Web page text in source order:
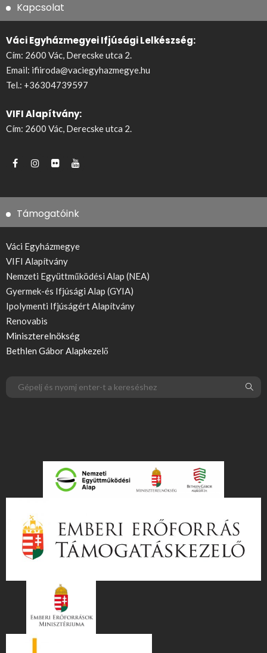
Kapcsolat
Váci Egyházmegyei Ifjúsági Lelkészség:
Cím: 2600 Vác, Derecske utca 2.
Email: ifiiroda@vaciegyhazmegye.hu
Tel.: +36304739597
VIFI Alapítvány:
Cím: 2600 Vác, Derecske utca 2.
Támogatóink
Váci Egyházmegye
VIFI Alapítvány
Nemzeti Együttműködési Alap (NEA)
Gyermek-és Ifjúsági Alap (GYIA)
Ipolymenti Ifjúságért Alapítvány
Renovabis
Miniszterelnökség
Bethlen Gábor Alapkezelő